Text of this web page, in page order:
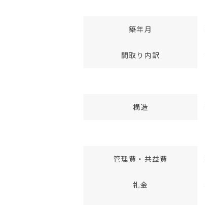
築年月
間取り内訳
構造
管理費・共益費
礼金